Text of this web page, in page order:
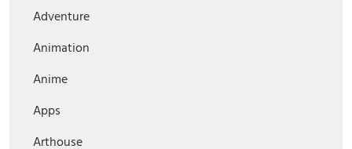
Adventure
Animation
Anime
Apps
Arthouse